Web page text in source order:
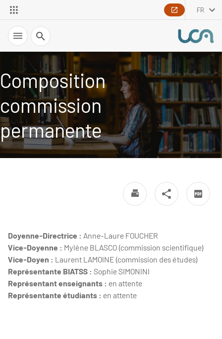
FR
Recherche
Composition
commission
permanente
Doyenne-Directrice : Anne-Laure FOUCHER
Vice-Doyenne : Mylène BLASCO (commission scientifique)
Vice-Doyen : Laurent LAMOINE (commission des études)
Représentante BIATSS : Sophie SIMONINI
Représentant enseignants : en attente
Représentante étudiants : en attente